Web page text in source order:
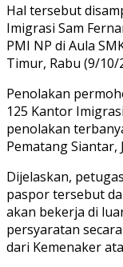
Hal tersebut
Imigrasi Sam
PMI NP di Aula
Timur, Rabu (9/10/
Penolakan
125 Kantor
penolakan
Pematang Siantar,
Dijelaskan,
paspor tersebut
akan bekerja di
persyaratan
dari Kemenaker